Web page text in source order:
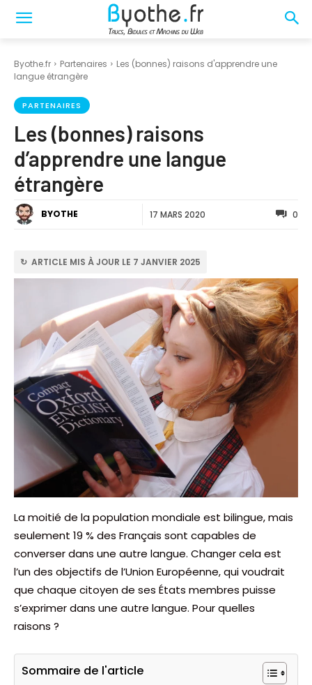
Byothe.fr Partenaires
Les (bonnes) raisons d'apprendre une
langue étrangère
PARTENAIRES
Les (bonnes) raisons
d’apprendre une langue
étrangère
BYOTHE 17 MARS 2020 0
↻ ARTICLE MIS À JOUR LE 7 JANVIER 2025
La moitié de la population mondiale est bilingue, mais
seulement 19 % des Français sont capables de
converser dans une autre langue. Changer cela est
l’un des objectifs de l’Union Européenne, qui voudrait
que chaque citoyen de ses États membres puisse
s’exprimer dans une autre langue. Pour quelles
raisons ?
Sommaire de l'article